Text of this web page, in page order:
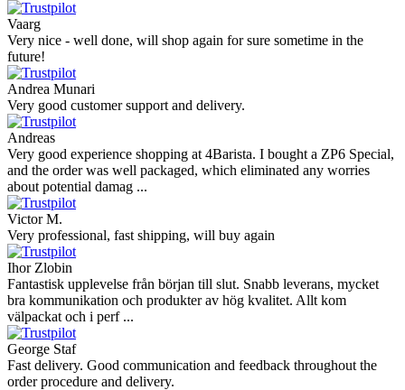
Vaarg
Very nice - well done, will shop again for sure sometime in the
future!
Andrea Munari
Very good customer support and delivery.
Andreas
Very good experience shopping at 4Barista. I bought a ZP6 Special,
and the order was well packaged, which eliminated any worries
about potential damag ...
Victor M.
Very professional, fast shipping, will buy again
Ihor Zlobin
Fantastisk upplevelse från början till slut. Snabb leverans, mycket
bra kommunikation och produkter av hög kvalitet. Allt kom
välpackat och i perf ...
George Staf
Fast delivery. Good communication and feedback throughout the
order procedure and delivery.